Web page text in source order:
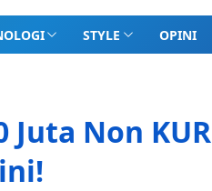
STYLE OPINI
Non KUR